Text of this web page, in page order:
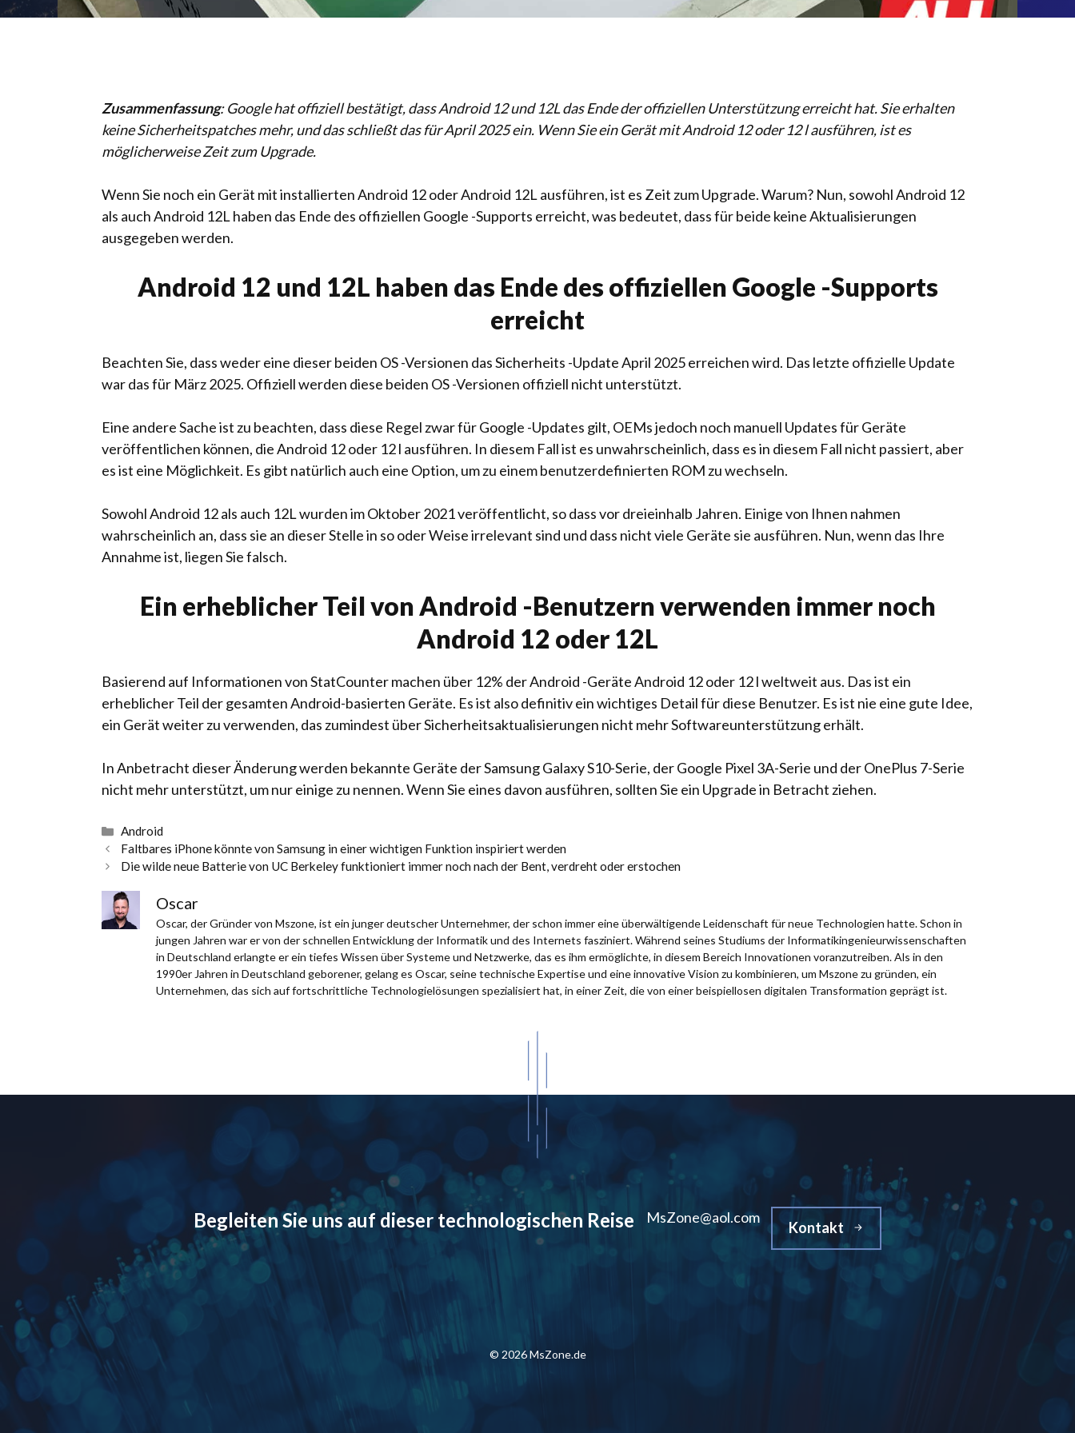
Zusammenfassung: Google hat offiziell bestätigt, dass Android 12 und 12L das Ende der offiziellen Unterstützung erreicht hat. Sie erhalten
keine Sicherheitspatches mehr, und das schließt das für April 2025 ein. Wenn Sie ein Gerät mit Android 12 oder 12 l ausführen, ist es
möglicherweise Zeit zum Upgrade.
Wenn Sie noch ein Gerät mit installierten Android 12 oder Android 12L ausführen, ist es Zeit zum Upgrade. Warum? Nun, sowohl Android 12
als auch Android 12L haben das Ende des offiziellen Google -Supports erreicht, was bedeutet, dass für beide keine Aktualisierungen
ausgegeben werden.
Android 12 und 12L haben das Ende des offiziellen Google -Supports
erreicht
Beachten Sie, dass weder eine dieser beiden OS -Versionen das Sicherheits -Update April 2025 erreichen wird. Das letzte offizielle Update
war das für März 2025. Offiziell werden diese beiden OS -Versionen offiziell nicht unterstützt.
Eine andere Sache ist zu beachten, dass diese Regel zwar für Google -Updates gilt, OEMs jedoch noch manuell Updates für Geräte
veröffentlichen können, die Android 12 oder 12 l ausführen. In diesem Fall ist es unwahrscheinlich, dass es in diesem Fall nicht passiert, aber
es ist eine Möglichkeit. Es gibt natürlich auch eine Option, um zu einem benutzerdefinierten ROM zu wechseln.
Sowohl Android 12 als auch 12L wurden im Oktober 2021 veröffentlicht, so dass vor dreieinhalb Jahren. Einige von Ihnen nahmen
wahrscheinlich an, dass sie an dieser Stelle in so oder Weise irrelevant sind und dass nicht viele Geräte sie ausführen. Nun, wenn das Ihre
Annahme ist, liegen Sie falsch.
Ein erheblicher Teil von Android -Benutzern verwenden immer noch
Android 12 oder 12L
Basierend auf Informationen von StatCounter machen über 12% der Android -Geräte Android 12 oder 12 l weltweit aus. Das ist ein
erheblicher Teil der gesamten Android-basierten Geräte. Es ist also definitiv ein wichtiges Detail für diese Benutzer. Es ist nie eine gute Idee,
ein Gerät weiter zu verwenden, das zumindest über Sicherheitsaktualisierungen nicht mehr Softwareunterstützung erhält.
In Anbetracht dieser Änderung werden bekannte Geräte der Samsung Galaxy S10-Serie, der Google Pixel 3A-Serie und der OnePlus 7-Serie
nicht mehr unterstützt, um nur einige zu nennen. Wenn Sie eines davon ausführen, sollten Sie ein Upgrade in Betracht ziehen.
Kategorien
Android
Faltbares iPhone könnte von Samsung in einer wichtigen Funktion inspiriert werden
Die wilde neue Batterie von UC Berkeley funktioniert immer noch nach der Bent, verdreht oder erstochen
Oscar
Oscar, der Gründer von Mszone, ist ein junger deutscher Unternehmer, der schon immer eine überwältigende Leidenschaft für neue Technologien hatte. Schon in
jungen Jahren war er von der schnellen Entwicklung der Informatik und des Internets fasziniert. Während seines Studiums der Informatikingenieurwissenschaften
in Deutschland erlangte er ein tiefes Wissen über Systeme und Netzwerke, das es ihm ermöglichte, in diesem Bereich Innovationen voranzutreiben. Als in den
1990er Jahren in Deutschland geborener, gelang es Oscar, seine technische Expertise und eine innovative Vision zu kombinieren, um Mszone zu gründen, ein
Unternehmen, das sich auf fortschrittliche Technologielösungen spezialisiert hat, in einer Zeit, die von einer beispiellosen digitalen Transformation geprägt ist.
Begleiten Sie uns auf dieser technologischen Reise MsZone@aol.com
Kontakt
© 2026 MsZone.de